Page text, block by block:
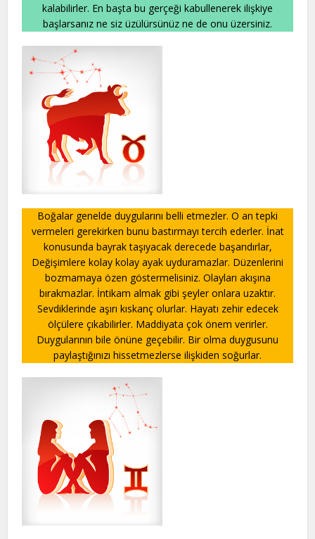
kalabilirler. En başta bu gerçeği kabullenerek ilişkiye
başlarsanız ne siz üzülürsünüz ne de onu üzersiniz.
Boğalar genelde duygularını belli etmezler. O an tepki
vermeleri gerekirken bunu bastırmayı tercih ederler. İnat
konusunda bayrak taşıyacak derecede başarıdırlar,
Değişimlere kolay kolay ayak uyduramazlar. Düzenlerini
bozmamaya özen göstermelisiniz. Olayları akışına
bırakmazlar. İntikam almak gibi şeyler onlara uzaktır.
Sevdiklerinde aşırı kıskanç olurlar. Hayatı zehir edecek
ölçülere çıkabilirler. Maddiyata çok önem verirler.
Duygularının bile önüne geçebilir. Bir olma duygusunu
paylaştığınızı hissetmezlerse ilişkiden soğurlar.